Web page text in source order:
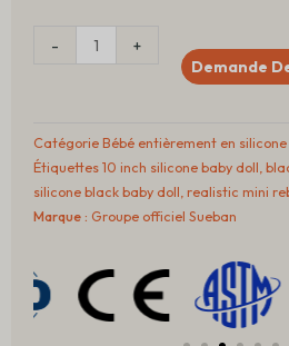
-
Silicone
Black
Baby
Doll
Mini
Girl
+
Demande
CatégorieBébé entièrement en silicone
Étiquettes10 inch silicone baby doll,
silicone black baby doll,realistic mini
Marque : Groupe officiel Sueban